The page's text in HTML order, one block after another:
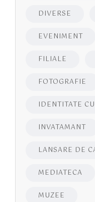
DIVERSE
EVENIMENT
FILIALE
FOTOGRAFIE
IDENTITATE
INVATAMANT
LANSARE DE
MEDIATECA
MUZEE